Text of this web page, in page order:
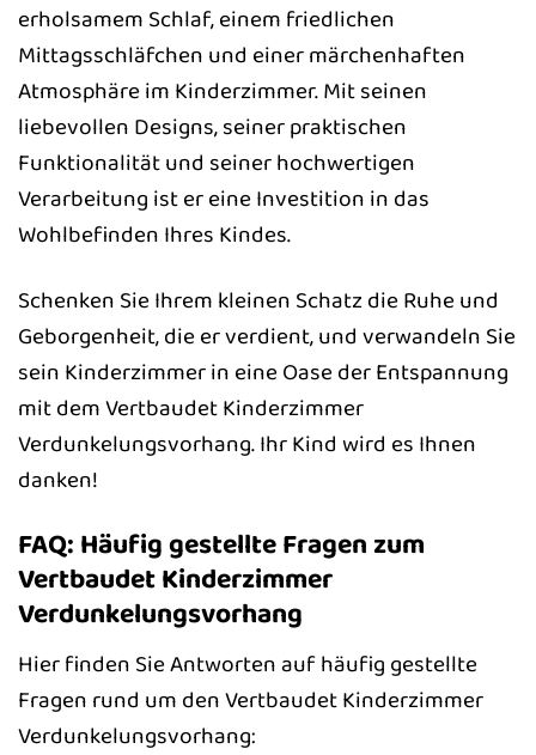
erholsamem Schlaf, einem friedlichen
Mittagsschläfchen und einer märchenhaften
Atmosphäre im Kinderzimmer. Mit seinen
liebevollen Designs, seiner praktischen
Funktionalität und seiner hochwertigen
Verarbeitung ist er eine Investition in das
Wohlbefinden Ihres Kindes.
Schenken Sie Ihrem kleinen Schatz die Ruhe und
Geborgenheit, die er verdient, und verwandeln Sie
sein Kinderzimmer in eine Oase der Entspannung
mit dem Vertbaudet Kinderzimmer
Verdunkelungsvorhang. Ihr Kind wird es Ihnen
danken!
FAQ: Häufig gestellte Fragen zum
Vertbaudet Kinderzimmer
Verdunkelungsvorhang
Hier finden Sie Antworten auf häufig gestellte
Fragen rund um den Vertbaudet Kinderzimmer
Verdunkelungsvorhang: